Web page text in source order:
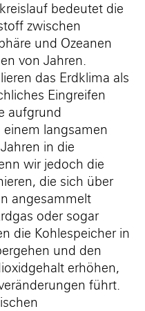
bedeutet die
zwischen
und Ozeanen
von Jahren.
das Erdklima als
Eingreifen
aufgrund
langsamen
in die
wir jedoch die
die sich über
angesammelt
oder sogar
die Kohlespeicher in
und den
erhöhen,
führt.